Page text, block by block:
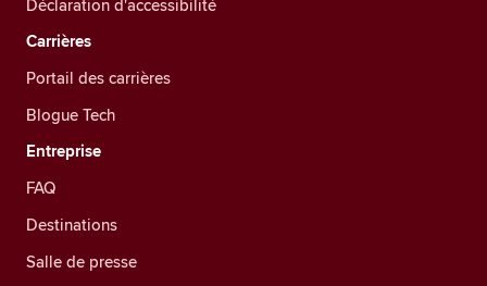
Déclaration d'accessibilité
Carrières
Portail des carrières
Blogue Tech
Entreprise
FAQ
Destinations
Salle de presse